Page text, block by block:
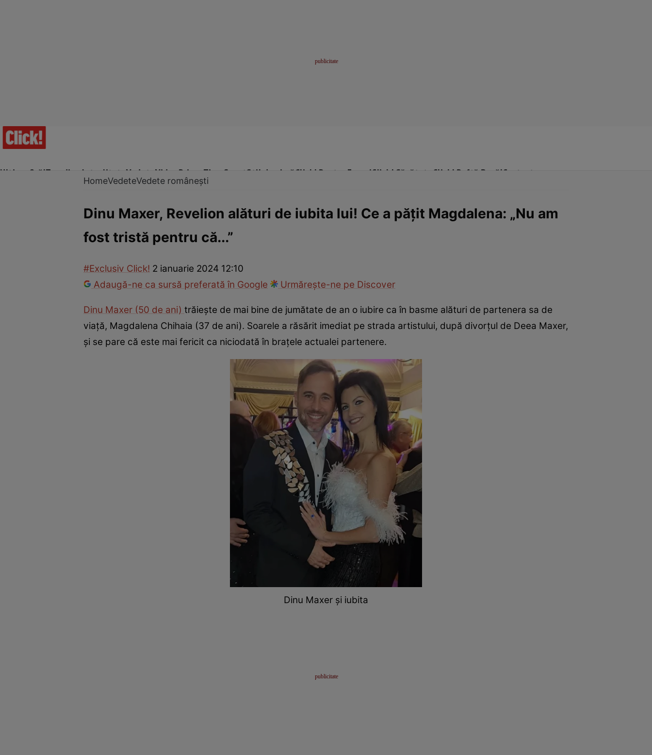
Ultima Oră!Trending Actualitate Vedete Video Prime Time SportStil de viațăClick! Pentru FemeiClick! Sănătate Click! Poftă Bună!Contact
Vedete internaționaleVedete româneștiInterviurile Click!Paparazzii Click!
HomeVedeteVedete românești
Dinu Maxer, Revelion alături de iubita lui! Ce a pățit Magdalena: „Nu am
fost tristă pentru că...”
#Exclusiv Click! 2 ianuarie 2024 12:10
Adaugă-ne ca sursă preferată în Google
Urmărește-ne pe Discover
Dinu Maxer (50 de ani) trăiește de mai bine de jumătate de an o iubire ca în basme alături de partenera sa de
viață, Magdalena Chihaia (37 de ani). Soarele a răsărit imediat pe strada artistului, după divorțul de Deea Maxer,
și se pare că este mai fericit ca niciodată în brațele actualei partenere.
Dinu Maxer și iubita